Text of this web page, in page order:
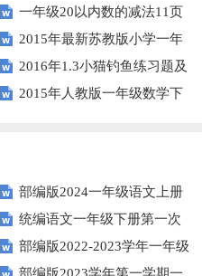
人教版）
一年级20以内数的减法11页
2015年最新苏教版小学一年
级数学下册第一次月考试卷
2016年1.3小猫钓鱼练习题及
答案2015年人教版一年级数学下
部编版2024一年级语文上册
第一单元检测卷
统编语文一年级下册第一次
月考测试题6
部编版2022-2023学年一年级
部编版2023学年第一学期一